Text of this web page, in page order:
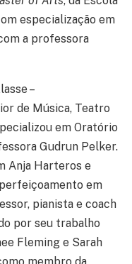
especialização em
a professora
–
de Música, Teatro
em Oratório
Gudrun Pelker.
Anja Harteros e
em
pianista e coach
por seu trabalho
Fleming e Sarah